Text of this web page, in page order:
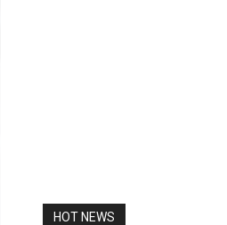
HOT NEWS